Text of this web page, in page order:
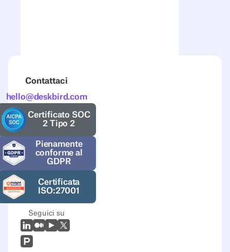
Contattaci
hello@deskbird.com
Certificato SOC
2 Tipo 2
Pienamente
conforme al
GDPR
Certificata
ISO:27001
Seguici su
LinkedIn
MedioYoutubeX (Twitter)
Prodcut Hunt